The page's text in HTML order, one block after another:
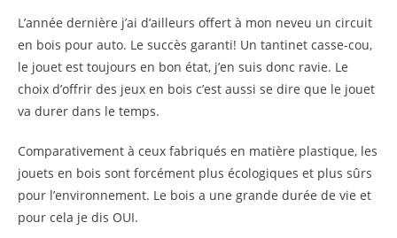
L’année dernière j’ai d’ailleurs offert à mon neveu un circuit
en bois pour auto. Le succès garanti! Un tantinet casse-cou,
le jouet est toujours en bon état, j’en suis donc ravie. Le
choix d’offrir des jeux en bois c’est aussi se dire que le jouet
va durer dans le temps.
Comparativement à ceux fabriqués en matière plastique, les
jouets en bois sont forcément plus écologiques et plus sûrs
pour l’environnement. Le bois a une grande durée de vie et
pour cela je dis OUI.